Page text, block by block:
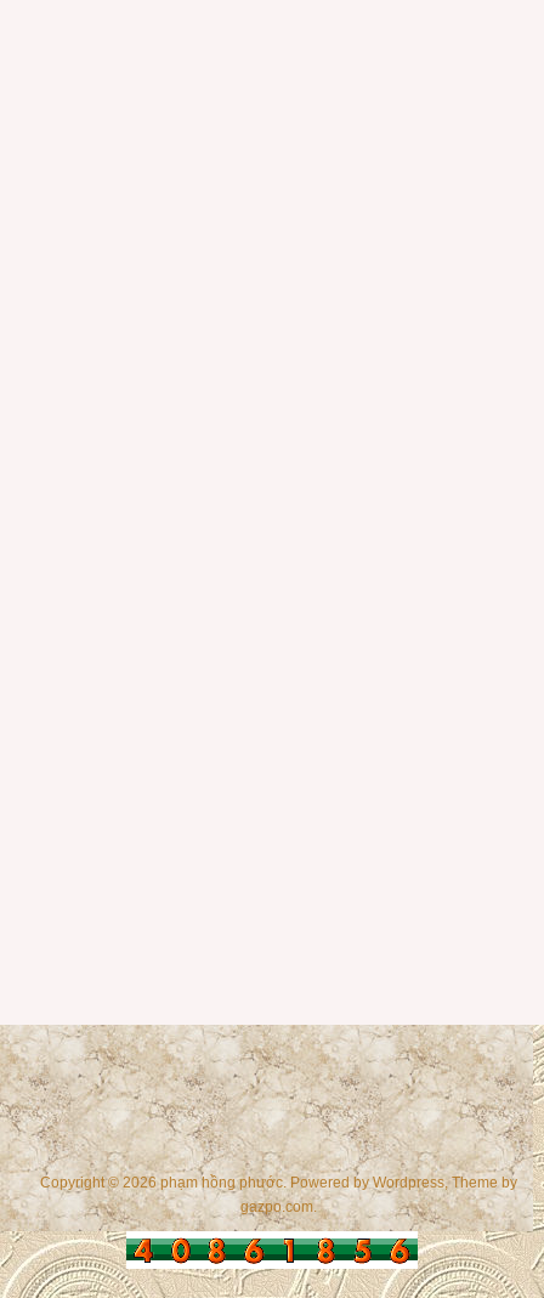
Copyright © 2026 phạm hồng phước. Powered byWordpress , Theme by
gazpo.com.